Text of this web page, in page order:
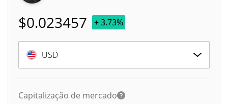
$0.023457 + 3.73%
USD
Capitalização de mercado